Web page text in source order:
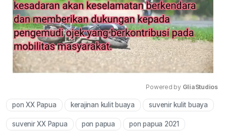
Mute
Powered by GliaStudios
pon XX Papua kerajinan kulit buaya suvenir kulit buaya
suvenir XX Papua pon papua pon papua 2021